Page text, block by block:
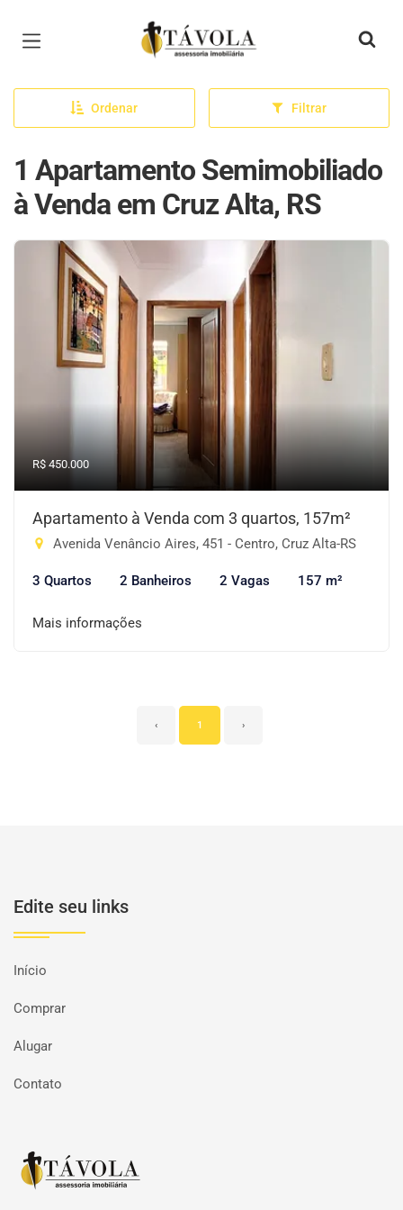
Página inicial
Ordenar Filtrar
1 Apartamento Semimobiliado
à Venda em Cruz Alta, RS
R$ 450.000
Apartamento à Venda com 3 quartos, 157m²
Avenida Venâncio Aires, 451 - Centro, Cruz Alta-RS
3 Quartos 2 Banheiros 2 Vagas 157 m²
Mais informações
‹ 1 ›
Edite seu links
Início
Comprar
Alugar
Contato
Página inicial